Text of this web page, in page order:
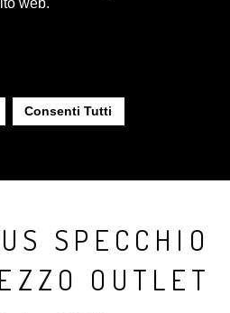
DAVIDE GROPPI
HOME | SHOP
SPECCHIO
OUTLET